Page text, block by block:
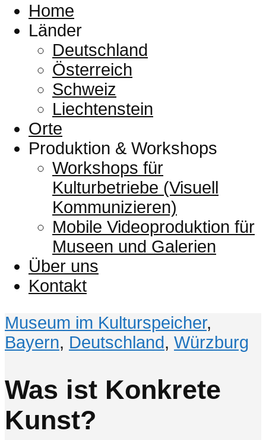
Home
Länder
Deutschland
Österreich
Schweiz
Liechtenstein
Orte
Produktion & Workshops
Workshops für
Kulturbetriebe (Visuell
Kommunizieren)
Mobile Videoproduktion für
Museen und Galerien
Über uns
Kontakt
Museum im Kulturspeicher,
Bayern, Deutschland, Würzburg
Was ist Konkrete
Kunst?